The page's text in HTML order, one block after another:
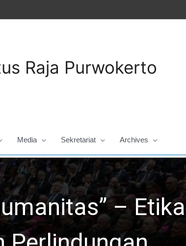
Raja Purwokerto
Media Sekretariat Archives
– Etika